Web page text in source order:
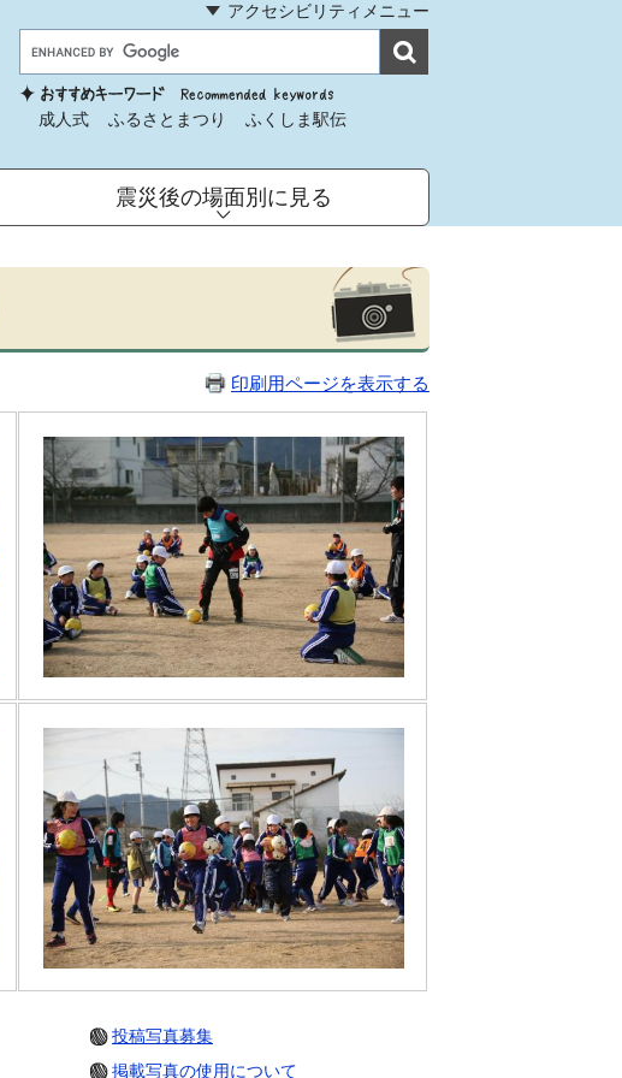
アクセシビリティメニュー
成人式 ふるさとまつり ふくしま駅伝
震災後の場面別に見る
印刷用ページを表示する
投稿写真募集
掲載写真の使用について